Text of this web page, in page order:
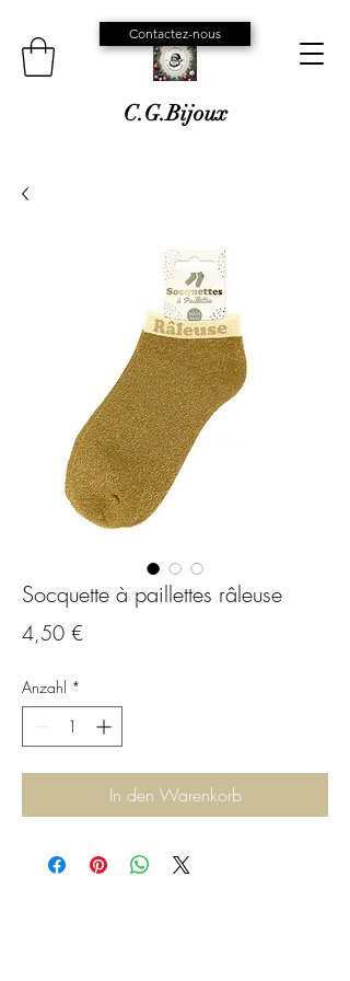
C.G.Bijoux
Contactez-nous
Socquette à paillettes râleuse
4,50 €
Anzahl *
In den Warenkorb